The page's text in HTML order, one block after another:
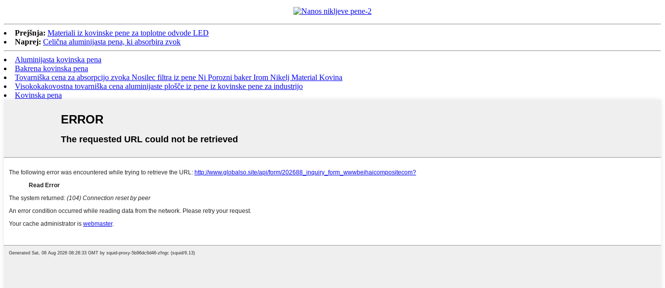
Prejšnja: Materiali iz kovinske pene za toplotne odvode LED
Naprej: Celična aluminijasta pena, ki absorbira zvok
Aluminijasta kovinska pena
Bakrena kovinska pena
Tovarniška cena za absorpcijo zvoka Nosilec filtra iz pene Ni Porozni baker Irom Nikelj Material Kovina
Visokokakovostna tovarniška cena aluminijaste plošče iz pene iz kovinske pene za industrijo
Kovinska pena